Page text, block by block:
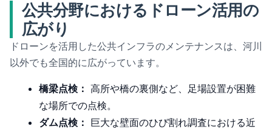
公共分野におけるドローン活用の
広がり
ドローンを活用した公共インフラのメンテナンスは、河川
以外でも全国的に広がっています。
橋梁点検： 高所や橋の裏側など、足場設置が困難
な場所での点検。
ダム点検： 巨大な壁面のひび割れ調査における近